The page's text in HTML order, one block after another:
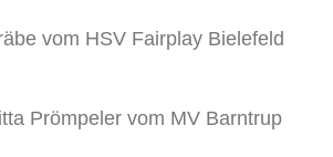
vom HSV Fairplay Bielefeld
Prömpeler vom MV Barntrup